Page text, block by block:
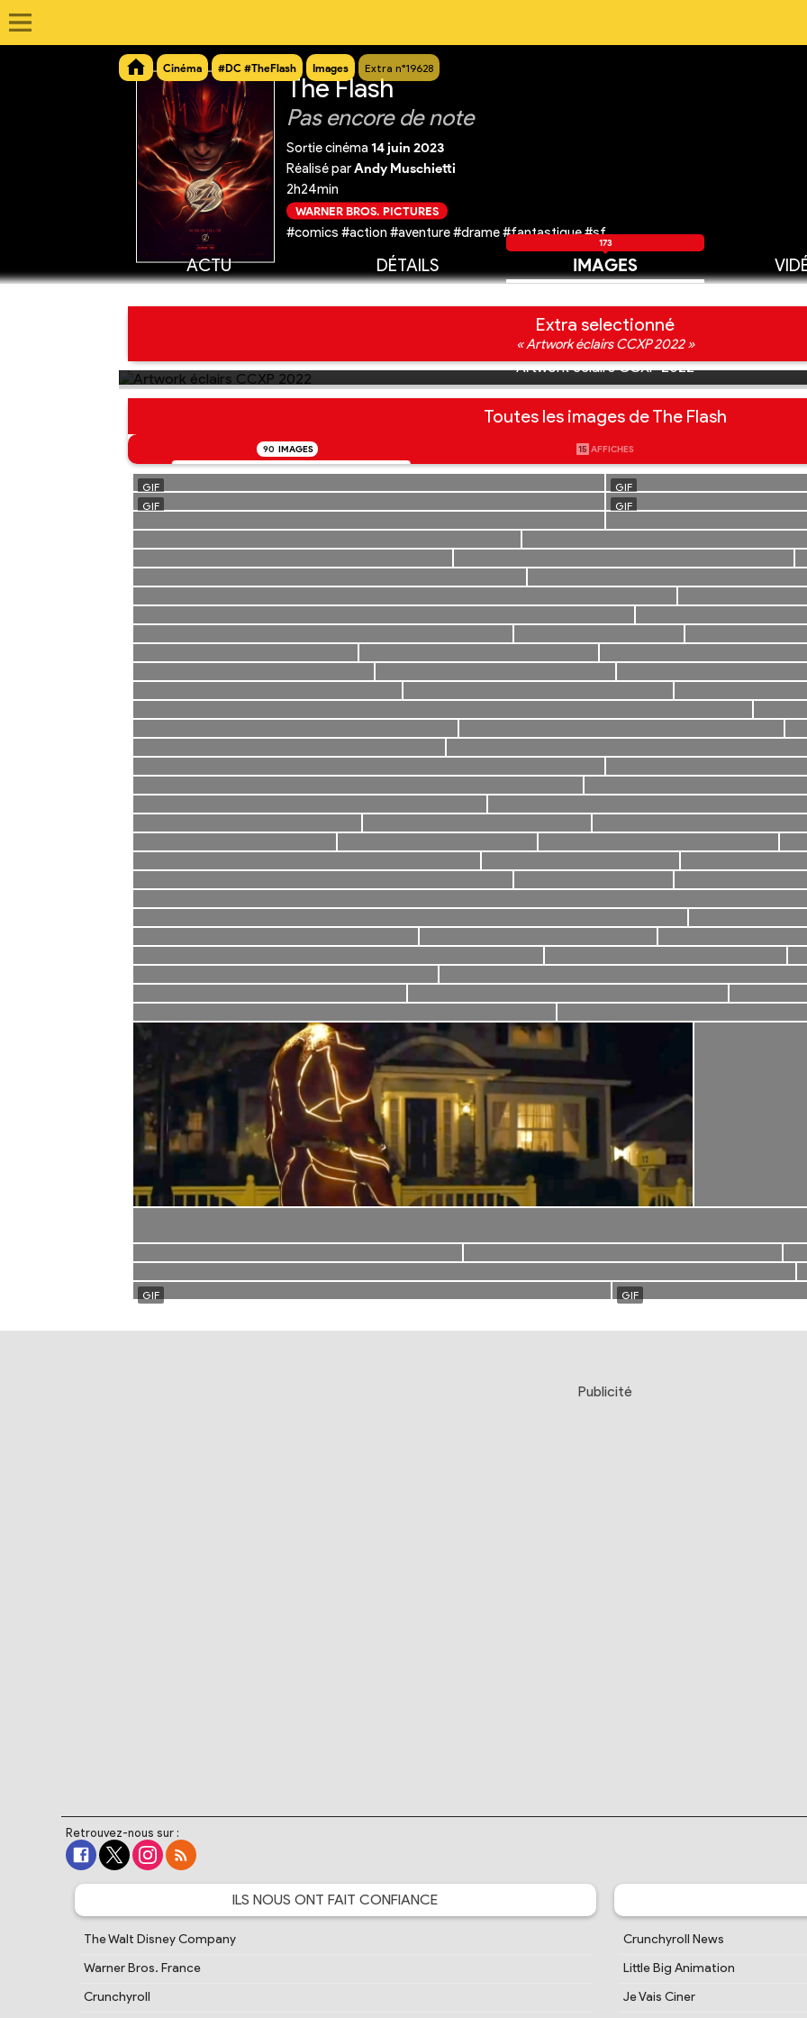
Cinéma #DC #TheFlash Images Extra n°19628
The Flash
Pas encore de note
Sortie cinéma14 juin 2023
Réalisé parAndy Muschietti
2h24min
WARNER BROS. PICTURES
#comics #action #aventure #drame #fantastique #sf
ACTU DÉTAILS IMAGES
173
Extra selectionné
« Artwork éclairs CCXP 2022 »
Artwork éclairs CCXP 2022
Toutes les images de The Flash
90 IMAGES 15 AFFICHES
Publicité
Retrouvez-nous sur :
ILS NOUS ONT FAIT CONFIANCE
The Walt Disney Company
Warner Bros. France
Crunchyroll
Crunchyroll News
Little Big Animation
Je Vais Ciner